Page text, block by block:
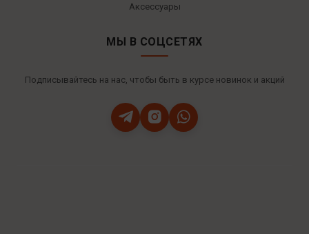
Аксессуары
МЫ В СОЦСЕТЯХ
Подписывайтесь на нас, чтобы быть в курсе новинок и акций